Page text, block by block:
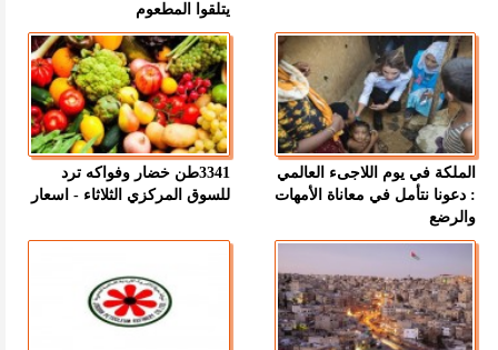
يتلقوا المطعوم
الملكة في يوم اللاجىء العالمي
: دعونا نتأمل في معاناة الأمهات
والرضع
3341طن خضار وفواكه ترد
للسوق المركزي الثلاثاء - اسعار